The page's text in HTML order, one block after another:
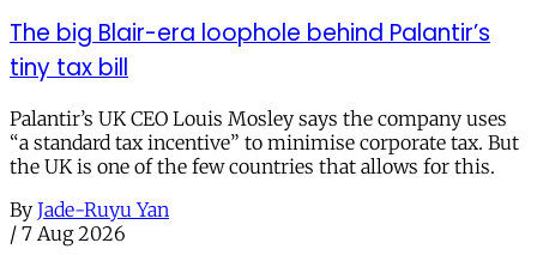
The big Blair-era loophole behind Palantir’s
tiny tax bill
Palantir’s UK CEO Louis Mosley says the company uses
“a standard tax incentive” to minimise corporate tax. But
the UK is one of the few countries that allows for this.
By Jade-Ruyu Yan
/ 7 Aug 2026